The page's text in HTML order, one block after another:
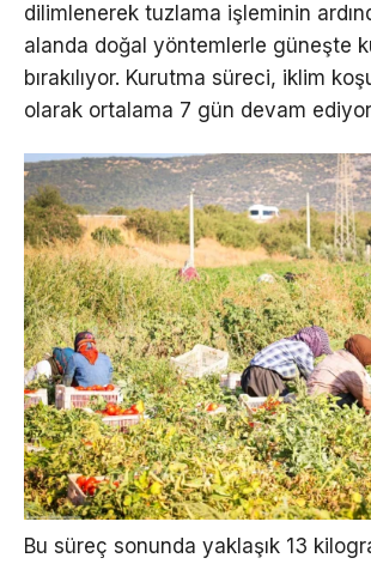
dilimlenerek tuzlama işleminin
alanda doğal yöntemlerle güneşte
bırakılıyor. Kurutma süreci, iklim
olarak ortalama 7 gün devam
Bu süreç sonunda yaklaşık 13